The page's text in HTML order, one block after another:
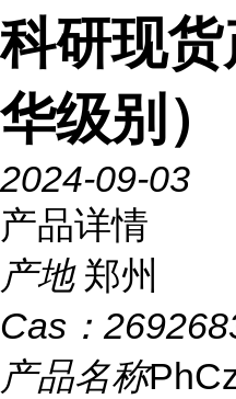
科研现
华级别）
2024-09-03
产品详情
产地 郑州
Cas：
产品名称